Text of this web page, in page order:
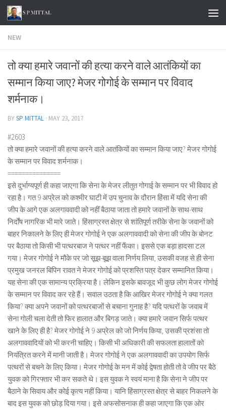
Skip to content
NEW
तो क्या हमारे जवानों की हत्या करने वाले आतंकियों का
सम्मान किया जाए? मेजर गोगोई के सम्मान पर विवाद
शर्मनाक।
BYSP MITTAL · MAY 23, 2017
#2603
तो क्या हमारे जवानों की हत्या करने वाले आतंकियों का सम्मान किया जाए? मेजर गोगोई
के सम्मान पर विवाद शर्मनाक।
===============
इसे दुर्भाग्यपूर्ण ही कहा जाएगा कि सेना के मेजर लीतुत गोगाई के सम्मान पर भी विवाद हो
रहा है। गत 9 अप्रेल को कश्मीर घाटी में उप चुनाव के दौरान हिंसा में यदि सेना की
जीप के आगे एक अलगाववादी को नहीं बैठाया जाता तो हमारे जवानों के साथ-साथ
निर्दोंष नागरिक भी मारे जाते। हिंसाग्रस्त क्षेत्र से शांतिपूर्ण तरीके सेना के जवानों को
बाहर निकालने के लिए ही मेजर गोगोई ने एक अलगाववादी को सेना की जीप के बोनट
पर बैठाया तो किसी भी पत्थरबाज ने पत्थर नहीं फैंका। इससे एक बड़ा हादसा टल
गया। मेजर गोगोई ने मौके पर जो सूझ-बूझ वाला निर्णय लिया, उसकी वजह से ही सेना
प्रमुख जनरल बिपिन रावत ने मेजर गोगोई को प्रशस्ति पत्र देकर सम्मानित किया।
यह सेना की एक सामान्य प्रक्रिया है। लेकिन इसके बावजूद भी कुछ लोग मेजर गोगोई
के सम्मान पर विवाद कर रहे हैं। सवाल उठता है कि आखिर मेजर गोगोई ने क्या गलत
किया? क्या अपने जवानों को पत्थरबाजों से बचाना गुनाह है? यदि पत्थरों के जवाब में
सेना गोली चला देती तो फिर हालात और बिगड़ जाते। क्या हमारे जवान सिर्फ पत्थर
खाने के लिए ही है? मेजर गोगोई ने 9 अप्रेल को जो निर्णय किया, उसकी प्रशंसा तो
अलगाववादियों को भी करनी चाहिए। किसी भी अधिकारी की सफलता हालातों को
नियंत्रित करने में मानी जाती है। मेजर गोगोई ने एक अलगाववादी का उपयोग सिर्फ
पत्थरों से बचने के लिए किया। मेजर गोगोई के मन में कोई द्वेषता होती तो वे जीप पर बैठे
युवक को गिरफ्तार भी कर सकते थे। इस युवक ने स्वयं माना है कि सेना ने जीप पर
बैठाने के सिवाय और कोई कृत्य नहीं किया। यानि हिंसाग्रस्त क्षेत्र से बाहर निकलने के
बाद इस युवक को छोड़ दिया गया। इसे अफसोसनाक ही कहा जाएगा कि एक ओर